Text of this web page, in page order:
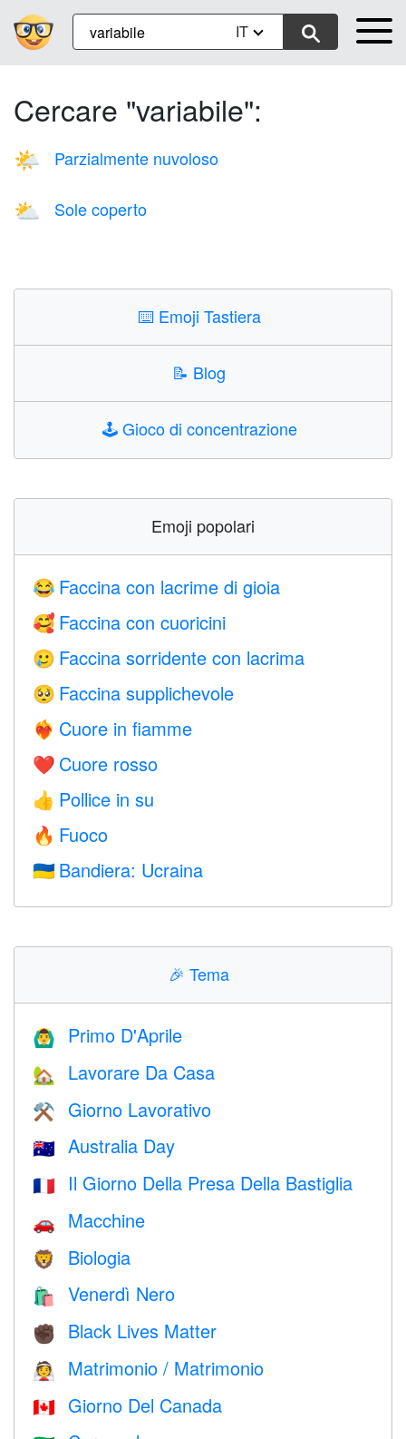
IT
Cercare "variabile":
🌤️ Parzialmente nuvoloso
⛅ Sole coperto
⌨️ Emoji Tastiera
📝 Blog
🕹️Gioco di concentrazione
Emoji popolari
😂 Faccina con lacrime di gioia
🥰 Faccina con cuoricini
🥲 Faccina sorridente con lacrima
🥺 Faccina supplichevole
❤️‍🔥 Cuore in fiamme
❤️ Cuore rosso
👍 Pollice in su
🔥 Fuoco
🇺🇦 Bandiera: Ucraina
🎉 Tema
🙆‍♂️ Primo D'Aprile
🏡 Lavorare Da Casa
⚒️ Giorno Lavorativo
🇦🇺 Australia Day
🇫🇷 Il Giorno Della Presa Della Bastiglia
🚗 Macchine
🦁 Biologia
🛍 Venerdì Nero
✊🏿 Black Lives Matter
👰 Matrimonio / Matrimonio
🇨🇦 Giorno Del Canada